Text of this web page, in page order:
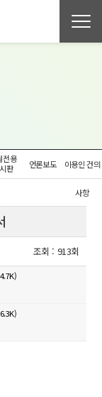
전용
판
언론보도 이용인 건의
사항
조회 : 913회